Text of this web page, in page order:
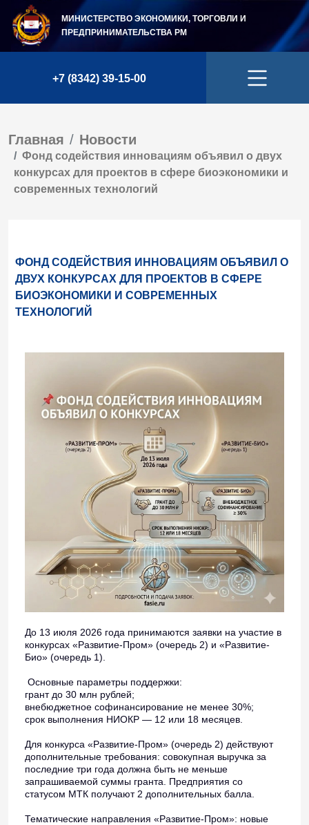
МИНИСТЕРСТВО ЭКОНОМИКИ, ТОРГОВЛИ И
ПРЕДПРИНИМАТЕЛЬСТВА РМ
+7 (8342) 39-15-00
Главная Новости
Фонд содействия инновациям объявил о двух
конкурсах для проектов в сфере биоэкономики и
современных технологий
ФОНД СОДЕЙСТВИЯ ИННОВАЦИЯМ ОБЪЯВИЛ О
ДВУХ КОНКУРСАХ ДЛЯ ПРОЕКТОВ В СФЕРЕ
БИОЭКОНОМИКИ И СОВРЕМЕННЫХ
ТЕХНОЛОГИЙ
До 13 июля 2026 года принимаются заявки на участие в
конкурсах «Развитие-Пром» (очередь 2) и «Развитие-
Био» (очередь 1).
Основные параметры поддержки:
грант до 30 млн рублей;
внебюджетное софинансирование не менее 30%;
срок выполнения НИОКР — 12 или 18 месяцев.
Для конкурса «Развитие-Пром» (очередь 2) действуют
дополнительные требования: совокупная выручка за
последние три года должна быть не меньше
запрашиваемой суммы гранта. Предприятия со
статусом МТК получают 2 дополнительных балла.
Тематические направления «Развитие-Пром»: новые